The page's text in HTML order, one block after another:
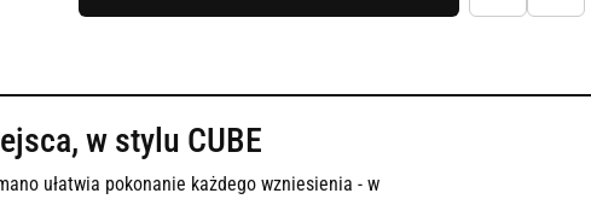
w stylu CUBE
ułatwia pokonanie każdego wzniesienia - w